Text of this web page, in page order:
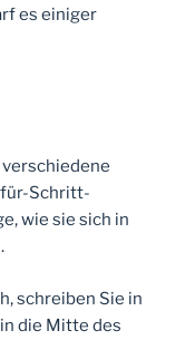
es einiger
Schritt-
wie sie sich in
schreiben Sie in
die Mitte des